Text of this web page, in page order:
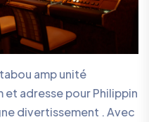
amp unité
adresse pour Philippin
divertissement . Avec